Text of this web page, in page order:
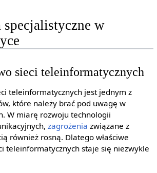
specjalistyczne w
sieci teleinformatycznych
teleinformatycznych jest jednym z
które należy brać pod uwagę w
W miarę rozwoju technologii
zagrożenia związane z
również rosną. Dlatego właściwe
teleinformatycznych staje się niezwykle